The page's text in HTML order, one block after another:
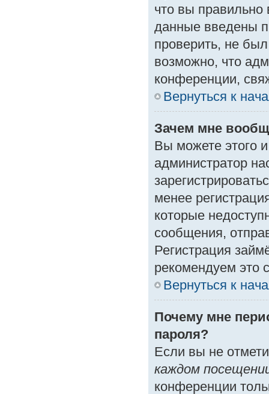
что вы правильно
данные введены
проверить, не
возможно, что
конференции,
Вернуться к
Зачем мне
Вы можете этого и
администратор
менее
которые
сообщения,
Регистрация
рекомендуем это
Вернуться к
Почему мне
пароля?
Если вы не
каждом
конференции